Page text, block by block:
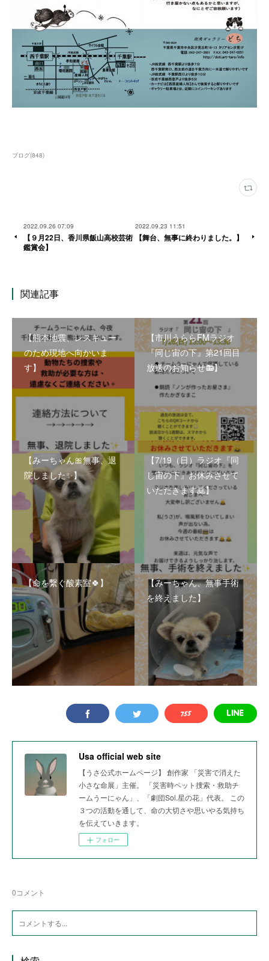
ブログ(848)
2022.09.26 07:09
【９月22日、香川県飯山高校芸術
鑑賞会】
2022.09.23 11:51
【舞台、無事に終わりました。】
関連記事
【熊本地震、レスキュー
のため現地へ向かいま
す】
【市川うららFMラジオ
『同じ宙の下』第21回目
放送のお知らせ📻】
【みーちゃん🎀無事、退
院しました✨】
【7/19（日）ラジオ『同
じ宙の下』お休みさせて
いただきます🙇】
【命を繋ぐ酸素室🍀】
【みーちゃん、無事手術
を終えました】
Usa official web site
【うさ公式ホームページ】 創作家 「災害で消えた
小さな命展」主催。 「災害時ペット捜索・救助チ
ームうーにゃん」、「劇団Sol.星の花」代表。 この
３つの活動を通して、命の大切さや思いやる気持ち
を伝えていきます。
フォロー
0コメント